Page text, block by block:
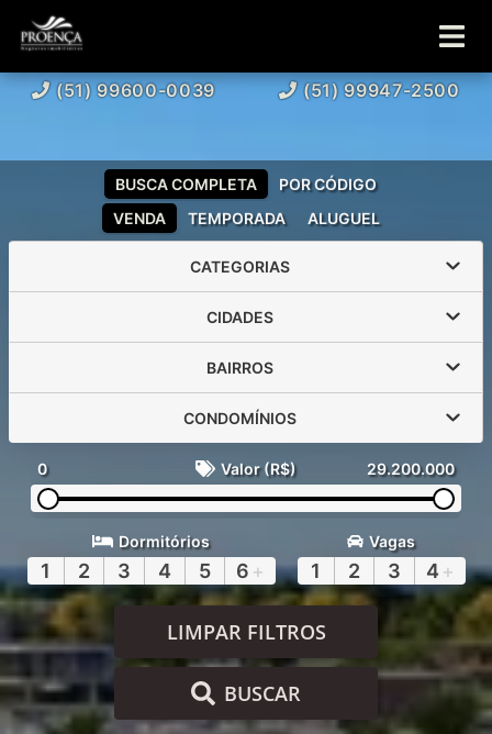
(51) 99600-0039 (51) 99947-2500
VENDA TEMPORADA ALUGUEL
BUSCA COMPLETA POR CÓDIGO
CATEGORIAS
CIDADES
BAIRROS
CONDOMÍNIOS
0 Valor (R$) 29.200.000
Dormitórios
1 2 3 4 5 6 +
Vagas
1 2 3 4 +
LIMPAR FILTROS
BUSCAR